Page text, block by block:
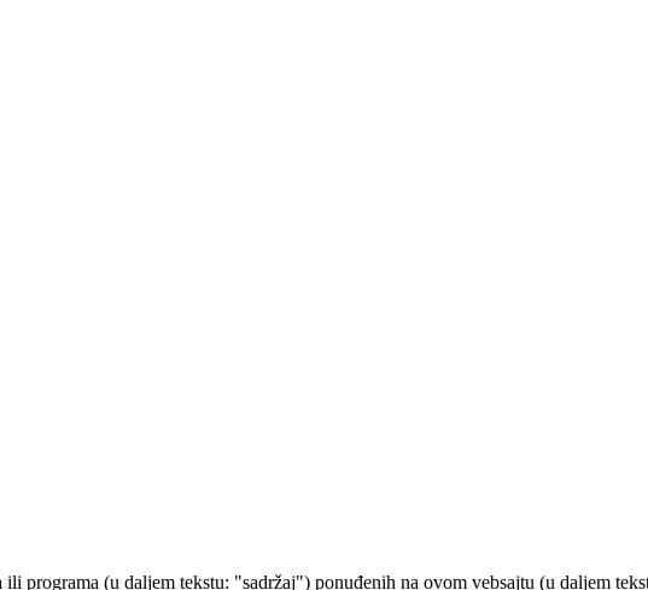
programa (u daljem tekstu: "sadržaj") ponuđenih na ovom vebsajtu (u daljem